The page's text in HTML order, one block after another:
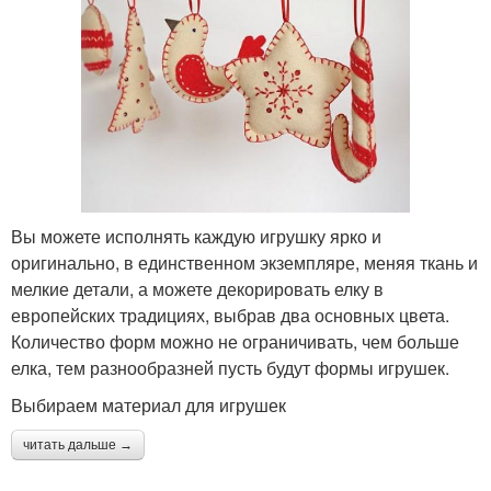
Вы можете исполнять каждую игрушку ярко и
оригинально, в единственном экземпляре, меняя ткань и
мелкие детали, а можете декорировать елку в
европейских традициях, выбрав два основных цвета.
Количество форм можно не ограничивать, чем больше
елка, тем разнообразней пусть будут формы игрушек.
Выбираем материал для игрушек
читать дальше →